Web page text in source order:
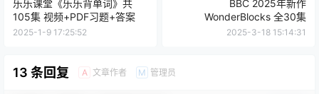
乐乐课堂《乐乐背单词》共
105集 视频+PDF习题+答案
2025-1-9 17:25:52
BBC 2025年新作
WonderBlocks 全30集
2025-3-18 15:14:31
13 条回复 A 文章作者 M 管理员